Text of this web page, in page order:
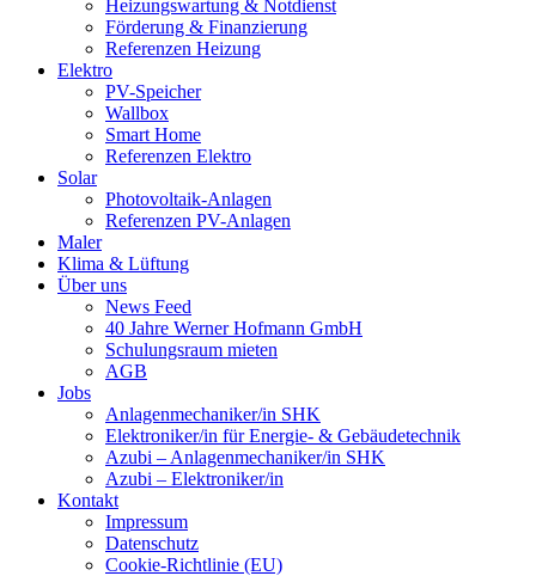
Heizungswartung & Notdienst
Förderung & Finanzierung
Referenzen Heizung
Elektro
PV-Speicher
Wallbox
Smart Home
Referenzen Elektro
Solar
Photovoltaik-Anlagen
Referenzen PV-Anlagen
Maler
Klima & Lüftung
Über uns
News Feed
40 Jahre Werner Hofmann GmbH
Schulungsraum mieten
AGB
Jobs
Anlagenmechaniker/in SHK
Elektroniker/in für Energie- & Gebäudetechnik
Azubi – Anlagenmechaniker/in SHK
Azubi – Elektroniker/in
Kontakt
Impressum
Datenschutz
Cookie-Richtlinie (EU)